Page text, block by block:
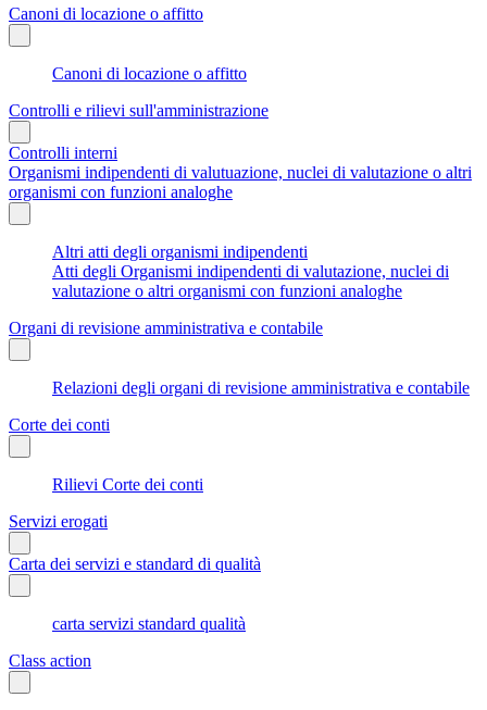
Canoni di locazione o affitto
Canoni di locazione o affitto
Controlli e rilievi sull'amministrazione
Controlli interni
Organismi indipendenti di valutuazione, nuclei di valutazione o altri
organismi con funzioni analoghe
Altri atti degli organismi indipendenti
Atti degli Organismi indipendenti di valutazione, nuclei di
valutazione o altri organismi con funzioni analoghe
Organi di revisione amministrativa e contabile
Relazioni degli organi di revisione amministrativa e contabile
Corte dei conti
Rilievi Corte dei conti
Servizi erogati
Carta dei servizi e standard di qualità
carta servizi standard qualità
Class action